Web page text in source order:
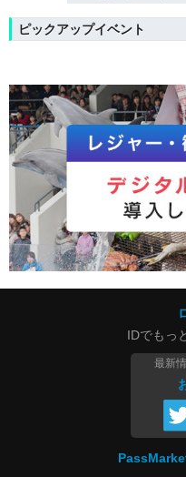
ピックアップイベント
IDでもっ
最新